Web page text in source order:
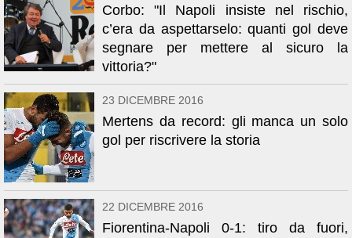
Corbo: "Il Napoli insiste nel rischio,
c’era da aspettarselo: quanti gol deve
segnare per mettere al sicuro la
vittoria?"
23 DICEMBRE 2016
Mertens da record: gli manca un solo
gol per riscrivere la storia
22 DICEMBRE 2016
Fiorentina-Napoli 0-1: tiro da fuori,